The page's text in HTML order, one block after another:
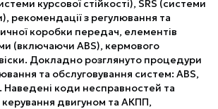
курсової стійкості), SRS (системи
рекомендації з регулювання та
коробки передач, елементів
(включаючи ABS), кермового
Докладно розглянуто процедури
та обслуговування систем: ABS,
Наведені коди несправностей та
керування двигуном та АКПП,